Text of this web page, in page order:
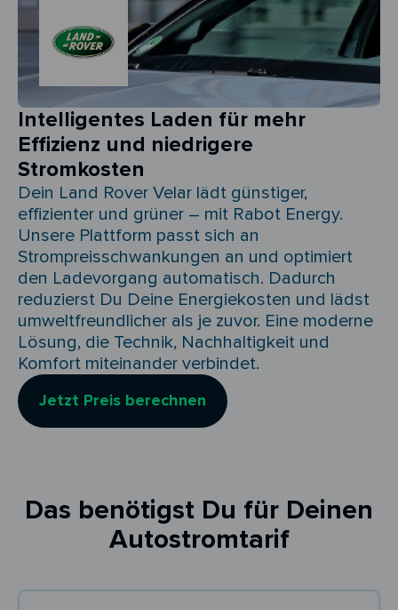
Intelligentes Laden für mehr
Effizienz und niedrigere
Stromkosten
Dein Land Rover Velar lädt günstiger,
effizienter und grüner – mit Rabot Energy.
Unsere Plattform passt sich an
Strompreisschwankungen an und optimiert
den Ladevorgang automatisch. Dadurch
reduzierst Du Deine Energiekosten und lädst
umweltfreundlicher als je zuvor. Eine moderne
Lösung, die Technik, Nachhaltigkeit und
Komfort miteinander verbindet.
Jetzt Preis berechnen
Das benötigst Du für Deinen
Autostromtarif